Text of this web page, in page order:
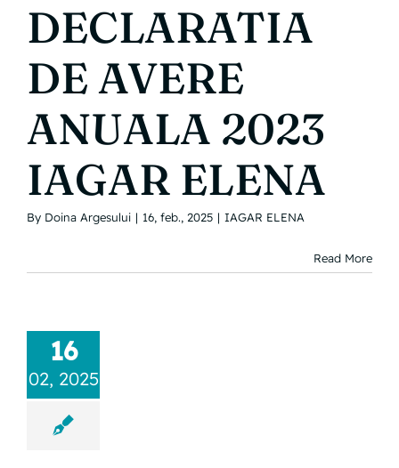
DECLARATIA
DE AVERE
ANUALA 2023
IAGAR ELENA
By Doina Argesului | 16, feb., 2025 | IAGAR ELENA
Read More
16
02, 2025